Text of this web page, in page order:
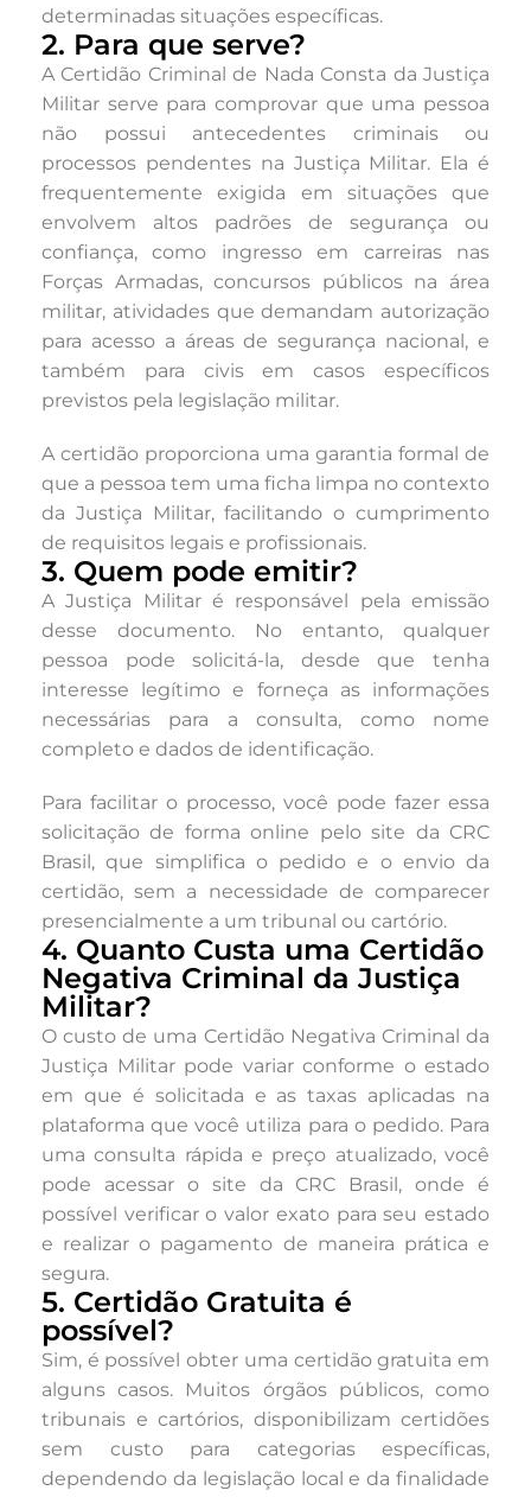
determinadas situações específicas.
2. Para que serve?
A Certidão Criminal de Nada Consta da Justiça
Militar serve para comprovar que uma pessoa
não possui antecedentes criminais ou
processos pendentes na Justiça Militar. Ela é
frequentemente exigida em situações que
envolvem altos padrões de segurança ou
confiança, como ingresso em carreiras nas
Forças Armadas, concursos públicos na área
militar, atividades que demandam autorização
para acesso a áreas de segurança nacional, e
também para civis em casos específicos
previstos pela legislação militar.
A certidão proporciona uma garantia formal de
que a pessoa tem uma ficha limpa no contexto
da Justiça Militar, facilitando o cumprimento
de requisitos legais e profissionais.
3. Quem pode emitir?
A Justiça Militar é responsável pela emissão
desse documento. No entanto, qualquer
pessoa pode solicitá-la, desde que tenha
interesse legítimo e forneça as informações
necessárias para a consulta, como nome
completo e dados de identificação.
Para facilitar o processo, você pode fazer essa
solicitação de forma online pelo site da CRC
Brasil, que simplifica o pedido e o envio da
certidão, sem a necessidade de comparecer
presencialmente a um tribunal ou cartório.
4. Quanto Custa uma Certidão
Negativa Criminal da Justiça
Militar?
O custo de uma Certidão Negativa Criminal da
Justiça Militar pode variar conforme o estado
em que é solicitada e as taxas aplicadas na
plataforma que você utiliza para o pedido. Para
uma consulta rápida e preço atualizado, você
pode acessar o site da CRC Brasil, onde é
possível verificar o valor exato para seu estado
e realizar o pagamento de maneira prática e
segura.
5. Certidão Gratuita é
possível?
Sim, é possível obter uma certidão gratuita em
alguns casos. Muitos órgãos públicos, como
tribunais e cartórios, disponibilizam certidões
sem custo para categorias específicas,
dependendo da legislação local e da finalidade